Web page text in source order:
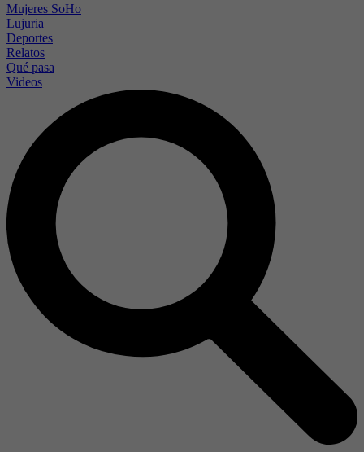
Mujeres SoHo
Lujuria
Deportes
Relatos
Qué pasa
Videos